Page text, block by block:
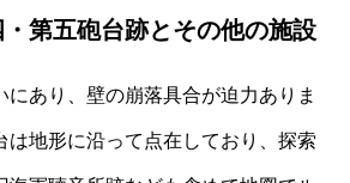
第五砲台跡とその他の施設
にあり、壁の崩落具合が迫力ありま
は地形に沿って点在しており、探索